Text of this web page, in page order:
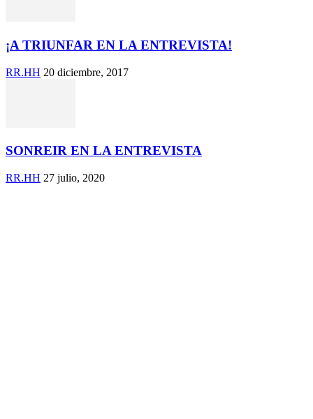
¡A TRIUNFAR EN LA ENTREVISTA!
RR.HH 20 diciembre, 2017
SONREIR EN LA ENTREVISTA
RR.HH 27 julio, 2020